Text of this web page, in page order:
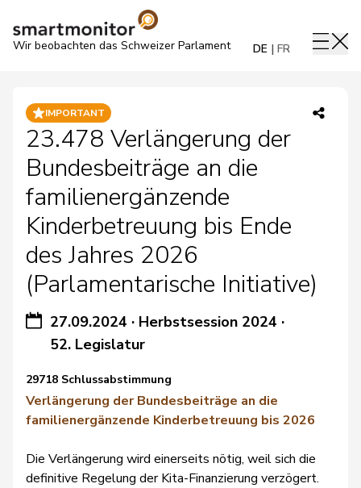
Wir beobachten das Schweizer Parlament DE FR
IMPORTANT
23.478 Verlängerung der
Bundesbeiträge an die
familienergänzende
Kinderbetreuung bis Ende
des Jahres 2026
(Parlamentarische Initiative)
27.09.2024 · Herbstsession 2024 ·
52. Legislatur
29718 Schlussabstimmung
Verlängerung der Bundesbeiträge an die
familienergänzende Kinderbetreuung bis 2026
Die Verlängerung wird einerseits nötig, weil sich die
definitive Regelung der Kita-Finanzierung verzögert.